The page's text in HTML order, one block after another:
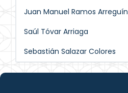
Juan Manuel Ramos Arreguín
Saúl Tóvar Arriaga
Sebastián Salazar Colores